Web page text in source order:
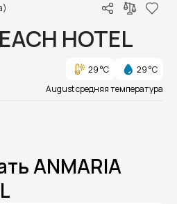
HOTEL
29 °C
29 °C
August средняя температура
ANMARIA